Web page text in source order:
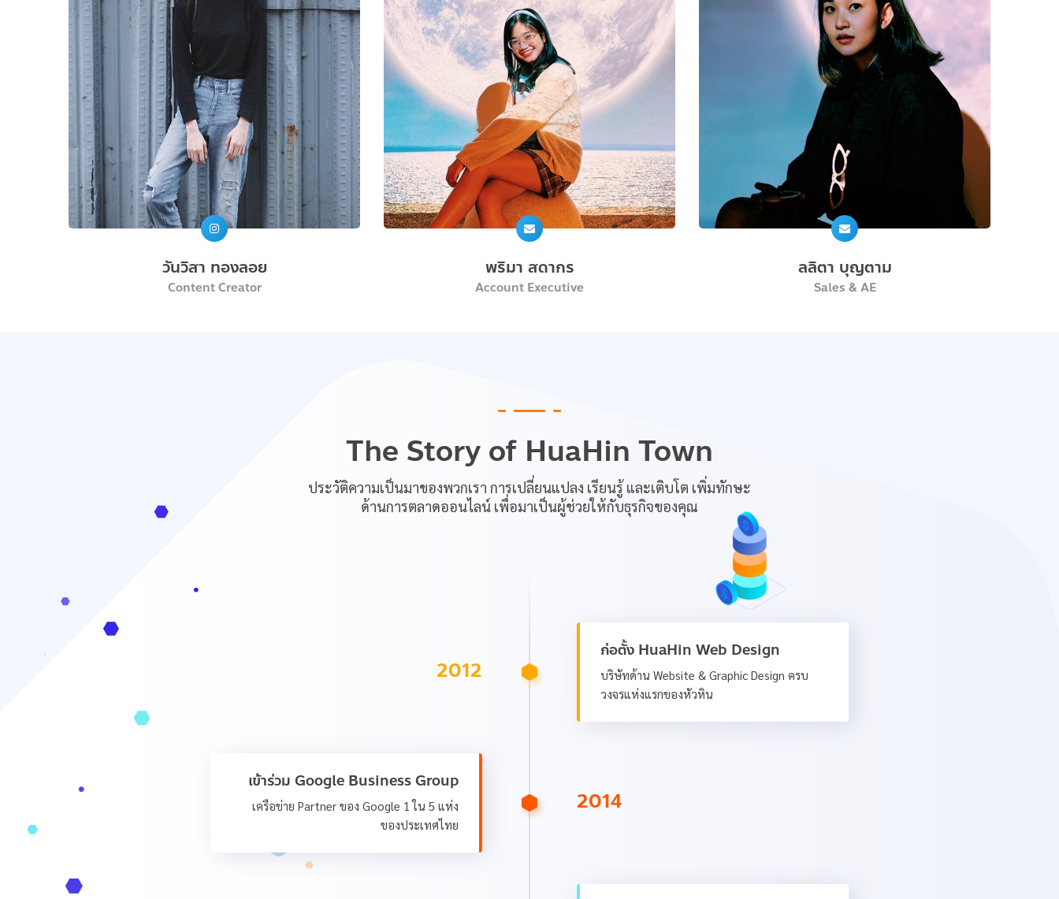
วันวิสา ทองลอย
Content Creator
พริมา สดากร
Account Executive
ลลิตา บุญตาม
Sales & AE
The Story of HuaHin Town
ประวัติความเป็นมาของพวกเรา การเปลี่ยนแปลง เรียนรู้ และเติบโต เพิ่มทักษะ
ด้านการตลาดออนไลน์ เพื่อมาเป็นผู้ช่วยให้กับธุรกิจของคุณ
2012
ก่อตั้ง HuaHin Web Design
บริษัทด้าน Website & Graphic Design ครบ
วงจรแห่งแรกของหัวหิน
2014
เข้าร่วม Google Business Group
เครือข่าย Partner ของ Google 1 ใน 5 แห่ง
ของประเทศไทย